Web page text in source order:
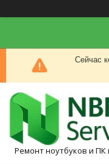
Сейчас
Ремонт ноутбуков и ПК